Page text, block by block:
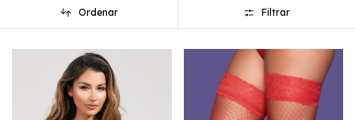
Ordenar Filtrar